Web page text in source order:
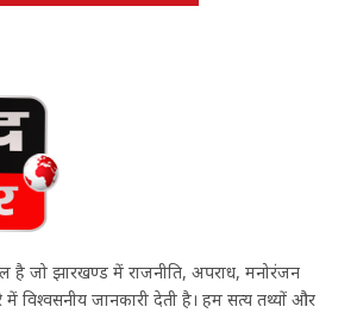
है जो झारखण्ड में राजनीति, अपराध, मनोरंजन
विश्वसनीय जानकारी देती है। हम सत्य तथ्यों और